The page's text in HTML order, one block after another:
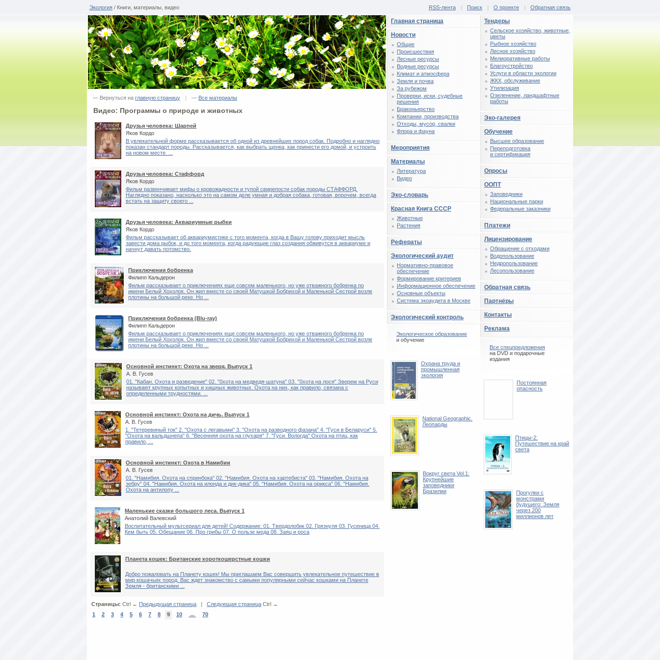
Экология / Книги, материалы, видео RSS-лента | Поиск | О проекте | Обратная связь
— Вернуться на главную страницу | — Все материалы
Видео: Программы о природе и животных
Друзья человека: Шарпей
Яков Кордо
В увлекательной форме рассказывается об одной из древнейших пород собак. Подробно и наглядно
показан стандарт породы. Рассказывается, как выбрать щенка, как принести его домой, и устроить
на новом месте. ...
Друзья человека: Стаффорд
Яков Кордо
Фильм развенчивает мифы о кровожадности и тупой свирепости собак породы СТАФФОРД.
Наглядно показано, насколько это на самом деле умная и добрая собака, готовая, впрочем, всегда
встать на защиту своего ...
Друзья человека: Аквариумные рыбки
Яков Кордо
Фильм рассказывает об аквариумистике с того момента, когда в Вашу голову приходит мысль
завести дома рыбок, и до того момента, когда радующие глаз создания обживутся в аквариуме и
начнут давать потомство.
Приключения бобренка
Филипп Кальдерон
Фильм рассказывает о приключениях еще совсем маленького, но уже отважного бобренка по
имени Белый Хохолок. Он жил вместе со своей Матушкой Бобрихой и Маленькой Сестрой возле
плотины на большой реке. Но ...
Приключения бобренка (Blu-ray)
Филипп Кальдерон
Фильм рассказывает о приключениях еще совсем маленького, но уже отважного бобренка по
имени Белый Хохолок. Он жил вместе со своей Матушкой Бобрихой и Маленькой Сестрой возле
плотины на большой реке. Но ...
Основной инстинкт: Охота на зверя. Выпуск 1
А. В. Гусев
01. "Кабан. Охота и разведение" 02. "0хота на медведя-шатуна" 0З. "0хота на лося" Зверем на Руси
называют крупных копытных и хищных животных. Охота на них, как правило, связана с
определенными трудностями. ...
Основной инстинкт: Охота на дичь. Выпуск 1
А. В. Гусев
1. "Тетеревиный ток" 2. "Охота с легавыми" 3. "Охота на разводного фазана" 4. "Гуси в Беларуси" 5.
"Охота на вальдшнепа" 6. "Весенняя охота на глухаря" 7. "Гуси. Вологда" Охота на птиц, как
правило, ...
Основной инстинкт: Охота в Намибии
А. В. Гусев
01. "Намибия. Охота на спринбока" 02. "Намибия. Охота на хартебиста" 03. "Намибия. Охота на
зебру" 04. "Намибия. Охота на илонда и дик-дика" 05. "Намибия. Охота на орикса" 06. "Намибия.
Охота на антилопу ...
Маленькие сказки большого леса. Выпуск 1
Анатолий Валевский
Воспитательный мультсериал для детей! Содержание: 01. Твердолобик 02. Грязнуля 03. Гусеница 04.
Кем быть 05. Обещание 06. Про грибы 07. О пользе меда 08. Заяц и роса
Планета кошек: Британские короткошерстные кошки
Добро пожаловать на Планету кошек! Мы приглашаем Вас совершить увлекательное путешествие в
мир кошачьих пород. Вас ждет знакомство с самыми популярными сейчас кошками на Планете
Земля - британскими ...
Страницы: Ctrl ← Предыдущая страница | Следующая страница Ctrl →
1
2 3 4 5 6 7 8 9 10 ... 70
Тендеры
Сельское хозяйство, животные,
цветы
Рыбное хозяйство
Лесное хозяйство
Мелиоративные работы
Благоустройство
Услуги в области экологии
ЖКХ, обслуживание
Утилизация
Озеленение, ландшафтные
работы
Эко-галерея
Обучение
Высшее образование
Переподготовка
и сертификация
Опросы
ООПТ
Заповедники
Национальные парки
Федеральные заказники
Платежи
Лицензирование
Обращение с отходами
Водопользование
Недропользование
Лесопользование
Обратная связь
Партнёры
Контакты
Реклама
Все спецпредложения
на DVD и подарочные
издания
Постоянная
опасность
Птицы-2:
Путешествие на край
света
Прогулки с
монстрами
будущего: Земля
через 200
миллионов лет
Главная страница
Новости
Общие
Происшествия
Лесные ресурсы
Водные ресурсы
Климат и атмосфера
Земля и почва
За рубежом
Проверки, иски, судебные
решения
Браконьерство
Компании, производства
Отходы, мусор, свалки
Флора и фауна
Мероприятия
Материалы
Литература
Видео
Эко-словарь
Красная Книга СССР
Животные
Растения
Рефераты
Экологический аудит
Нормативно-правовое
обеспечение
Формирование критериев
Информационное обеспечение
Основные объекты
Система экоаудита в Москве
Экологический контроль
Экологическое образование
и обучение
Охрана труда и
промышленная
экология
National Geographic.
Леопарды
Вокруг света Vol.1:
Крупнейшие
заповедники
Бразилии